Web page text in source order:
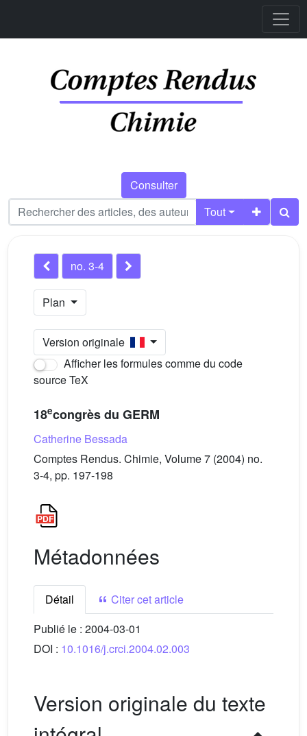
Consulter
Tout
no. 3-4
Plan
Version originale
Afficher les formules comme du code
source TeX
18econgrès du GERM
Catherine Bessada
Comptes Rendus. Chimie, Volume 7 (2004) no.
3-4, pp. 197-198
Métadonnées
Détail
Citer cet article
Publié le : 2004-03-01
DOI : 10.1016/j.crci.2004.02.003
Version originale du texte